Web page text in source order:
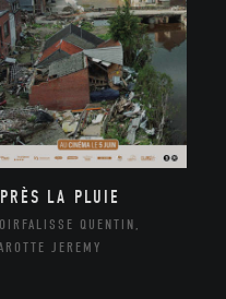
LA PLUIE
QUENTIN,
JEREMY